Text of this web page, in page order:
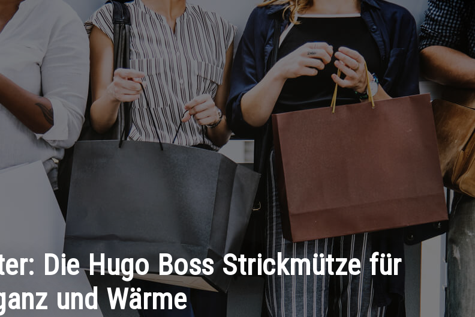
Die Hugo Boss Strickmütze für
und Wärme